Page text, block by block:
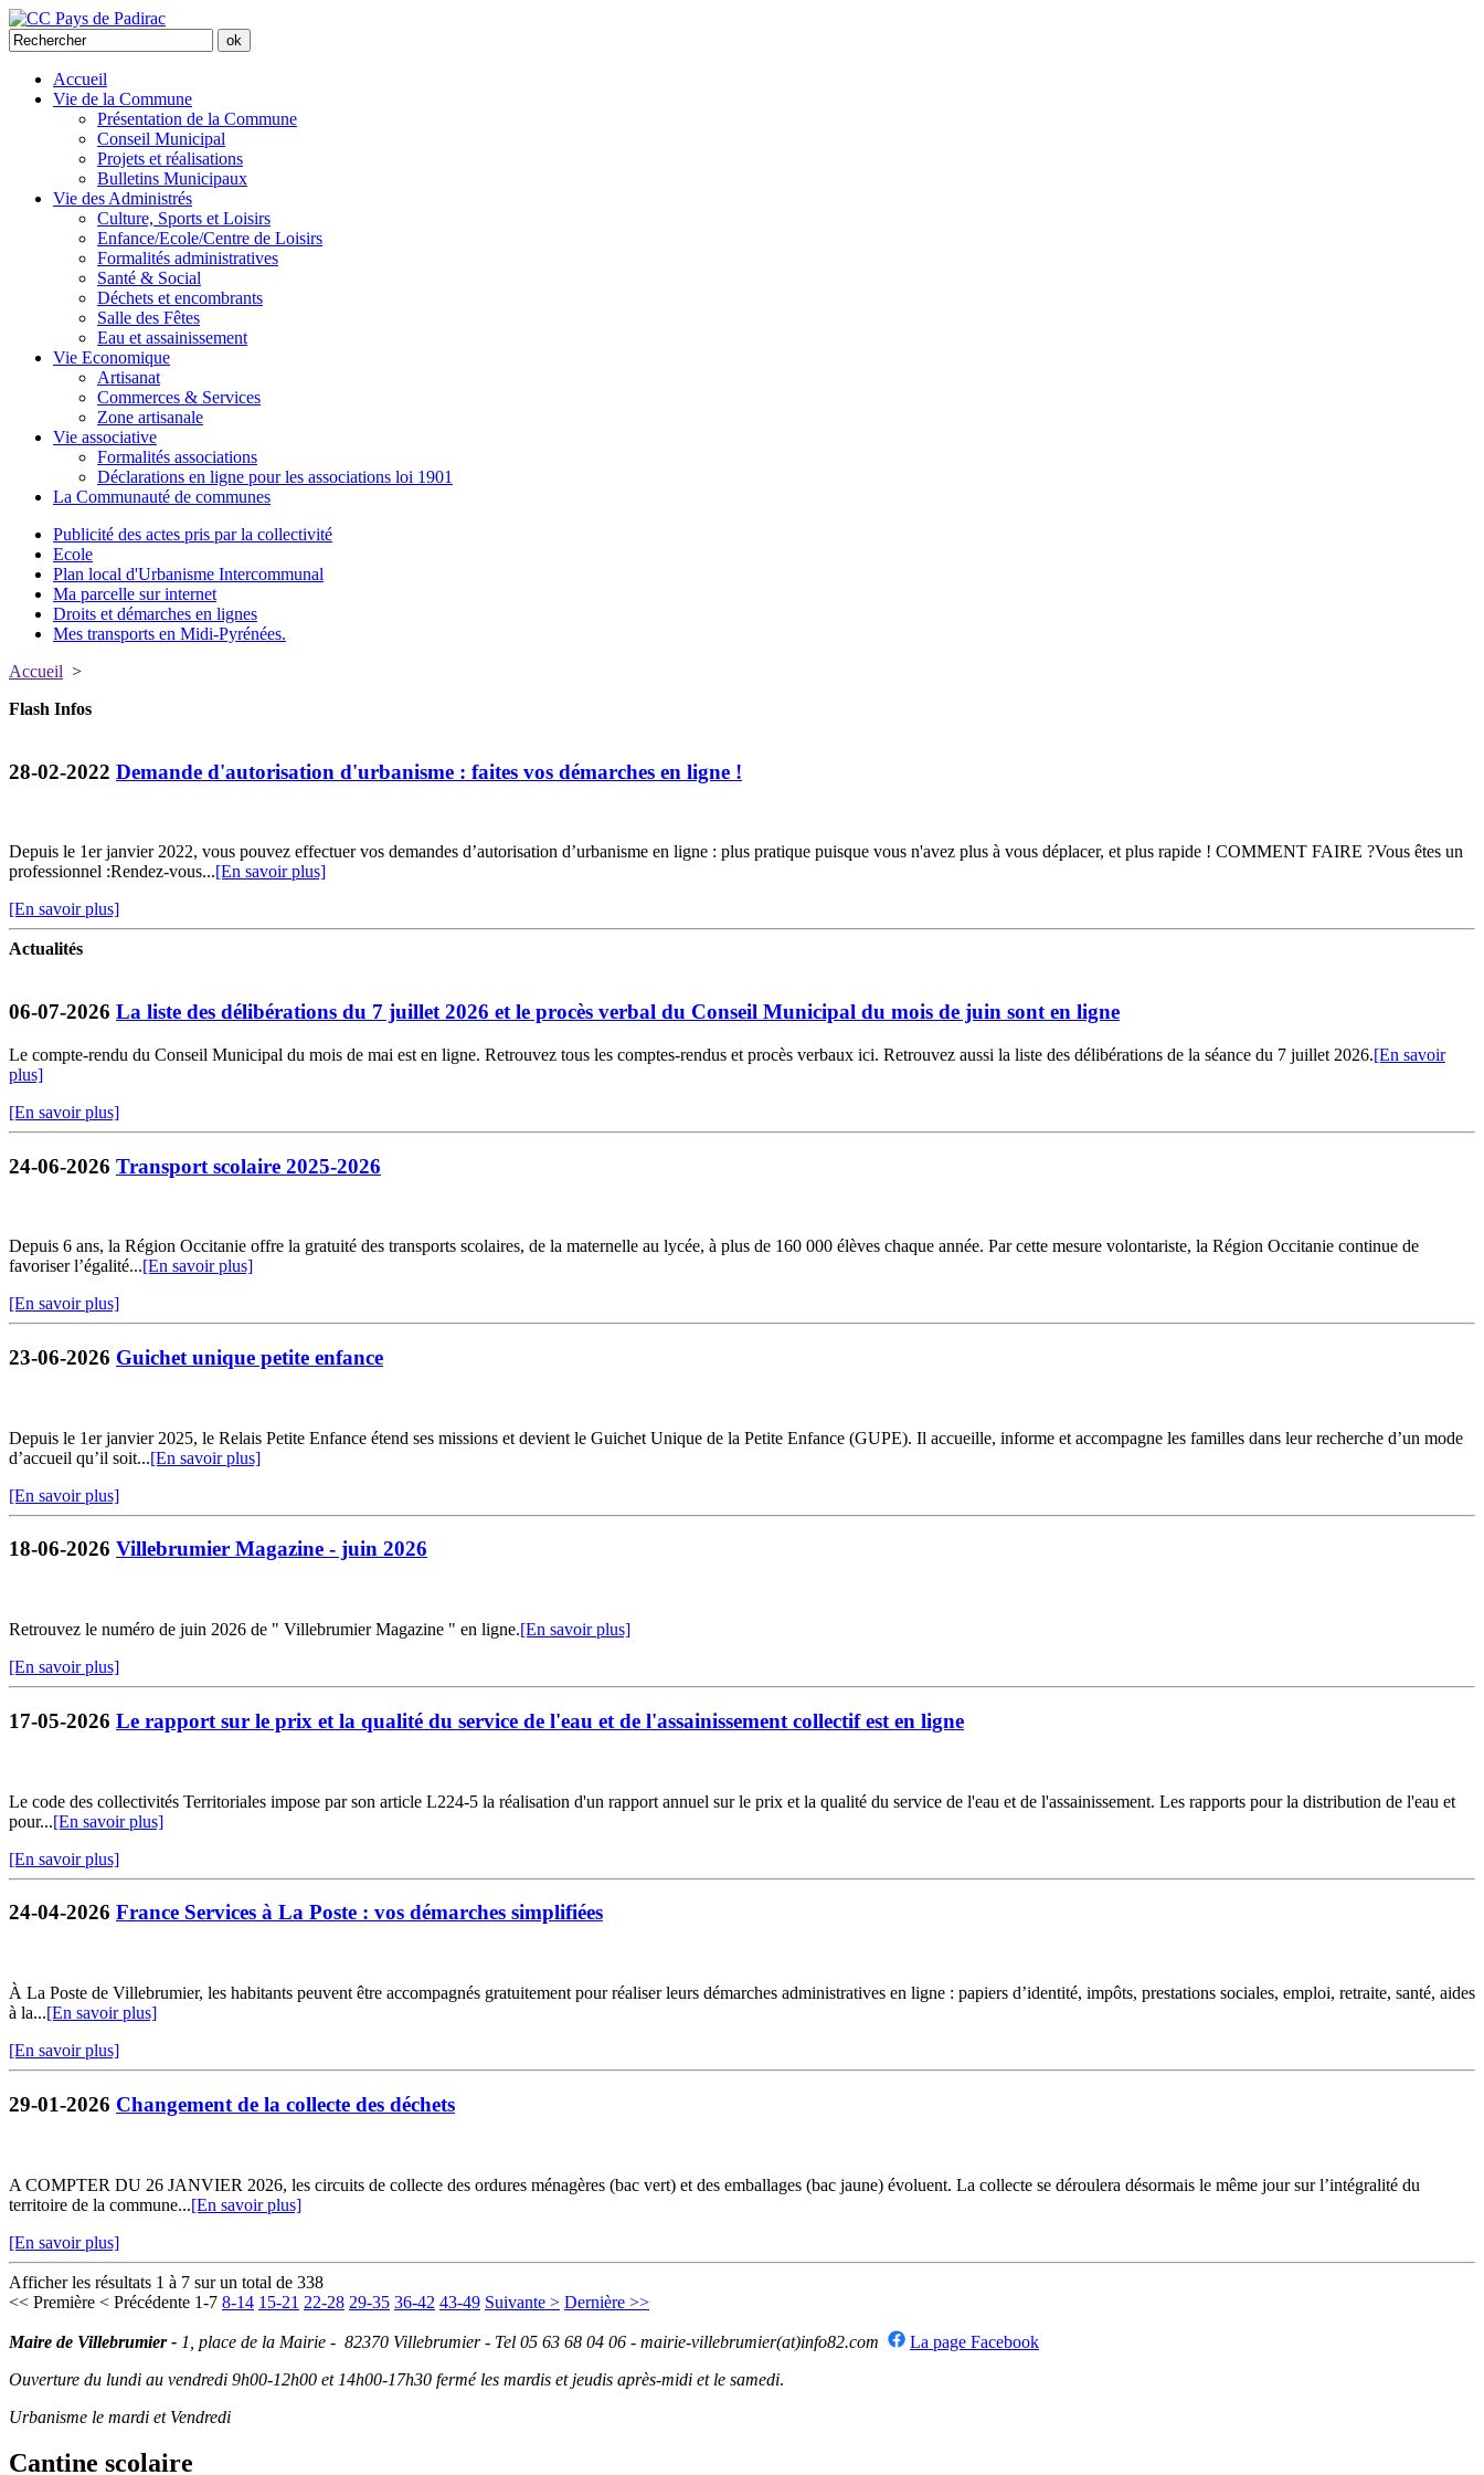
Accueil
Vie de la Commune
Présentation de la Commune
Conseil Municipal
Projets et réalisations
Bulletins Municipaux
Vie des Administrés
Culture, Sports et Loisirs
Enfance/Ecole/Centre de Loisirs
Formalités administratives
Santé & Social
Déchets et encombrants
Salle des Fêtes
Eau et assainissement
Vie Economique
Artisanat
Commerces & Services
Zone artisanale
Vie associative
Formalités associations
Déclarations en ligne pour les associations loi 1901
La Communauté de communes
Publicité des actes pris par la collectivité
Ecole
Plan local d'Urbanisme Intercommunal
Ma parcelle sur internet
Droits et démarches en lignes
Mes transports en Midi-Pyrénées.
Accueil >
Flash Infos
28-02-2022 Demande d'autorisation d'urbanisme : faites vos démarches en ligne !
Depuis le 1er janvier 2022, vous pouvez effectuer vos demandes d’autorisation d’urbanisme en ligne : plus pratique puisque vous n'avez plus à vous déplacer, et plus rapide ! COMMENT FAIRE ?Vous êtes un
professionnel :Rendez-vous...[En savoir plus]
[En savoir plus]
Actualités
06-07-2026 La liste des délibérations du 7 juillet 2026 et le procès verbal du Conseil Municipal du mois de juin sont en ligne
Le compte-rendu du Conseil Municipal du mois de mai est en ligne. Retrouvez tous les comptes-rendus et procès verbaux ici. Retrouvez aussi la liste des délibérations de la séance du 7 juillet 2026.[En savoir
plus]
[En savoir plus]
24-06-2026 Transport scolaire 2025-2026
Depuis 6 ans, la Région Occitanie offre la gratuité des transports scolaires, de la maternelle au lycée, à plus de 160 000 élèves chaque année. Par cette mesure volontariste, la Région Occitanie continue de
favoriser l’égalité...[En savoir plus]
[En savoir plus]
23-06-2026 Guichet unique petite enfance
Depuis le 1er janvier 2025, le Relais Petite Enfance étend ses missions et devient le Guichet Unique de la Petite Enfance (GUPE). Il accueille, informe et accompagne les familles dans leur recherche d’un mode
d’accueil qu’il soit...[En savoir plus]
[En savoir plus]
18-06-2026 Villebrumier Magazine - juin 2026
Retrouvez le numéro de juin 2026 de " Villebrumier Magazine " en ligne.[En savoir plus]
[En savoir plus]
17-05-2026 Le rapport sur le prix et la qualité du service de l'eau et de l'assainissement collectif est en ligne
Le code des collectivités Territoriales impose par son article L224-5 la réalisation d'un rapport annuel sur le prix et la qualité du service de l'eau et de l'assainissement. Les rapports pour la distribution de l'eau et
pour...[En savoir plus]
[En savoir plus]
24-04-2026 France Services à La Poste : vos démarches simplifiées
À La Poste de Villebrumier, les habitants peuvent être accompagnés gratuitement pour réaliser leurs démarches administratives en ligne : papiers d’identité, impôts, prestations sociales, emploi, retraite, santé, aides
à la...[En savoir plus]
[En savoir plus]
29-01-2026 Changement de la collecte des déchets
A COMPTER DU 26 JANVIER 2026, les circuits de collecte des ordures ménagères (bac vert) et des emballages (bac jaune) évoluent. La collecte se déroulera désormais le même jour sur l’intégralité du
territoire de la commune...[En savoir plus]
[En savoir plus]
Afficher les résultats 1 à 7 sur un total de 338
<< Première < Précédente 1-7 8-14 15-21 22-28 29-35 36-42 43-49 Suivante > Dernière >>
Maire de Villebrumier - 1, place de la Mairie - 82370 Villebrumier - Tel 05 63 68 04 06 - mairie-villebrumier(at)info82.com
La page Facebook
Ouverture du lundi au vendredi 9h00-12h00 et 14h00-17h30 fermé les mardis et jeudis après-midi et le samedi.
Urbanisme le mardi et Vendredi
Cantine scolaire